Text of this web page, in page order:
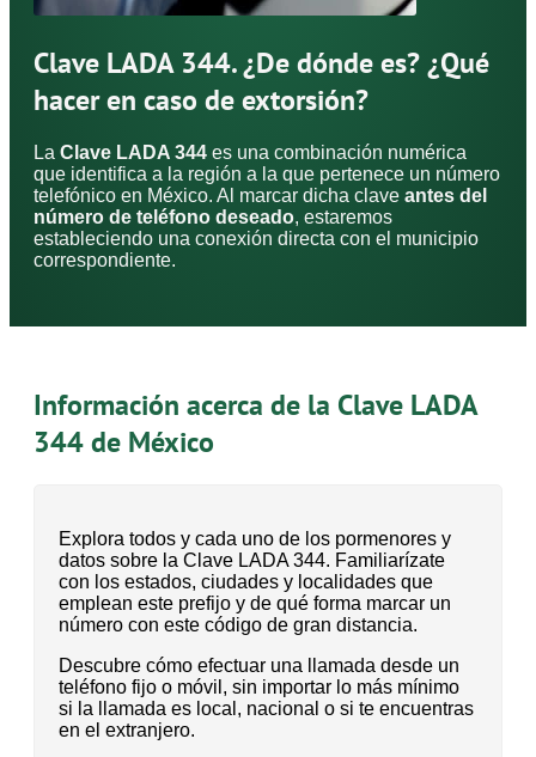
Clave LADA 344. ¿De dónde es? ¿Qué
hacer en caso de extorsión?
La Clave LADA 344 es una combinación numérica
que identifica a la región a la que pertenece un número
telefónico en México. Al marcar dicha clave antes del
número de teléfono deseado, estaremos
estableciendo una conexión directa con el municipio
correspondiente.
Información acerca de la Clave LADA
344 de México
Explora todos y cada uno de los pormenores y
datos sobre la Clave LADA 344. Familiarízate
con los estados, ciudades y localidades que
emplean este prefijo y de qué forma marcar un
número con este código de gran distancia.
Descubre cómo efectuar una llamada desde un
teléfono fijo o móvil, sin importar lo más mínimo
si la llamada es local, nacional o si te encuentras
en el extranjero.